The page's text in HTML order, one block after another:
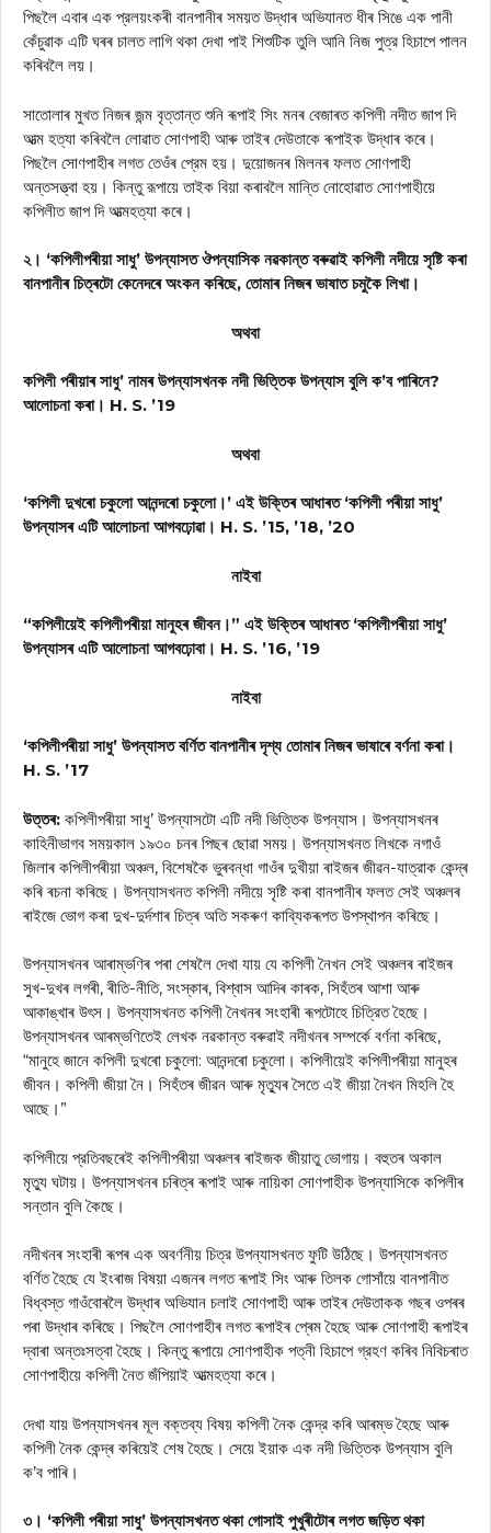
পিছলৈ এবাৰ এক প্রলয়ংকৰী বানপানীৰ সময়ত উদ্ধাৰ অভিযানত ধীৰ সিঙে এক পানী
কেঁচুৱাক এটি ঘৰৰ চালত লাগি থকা দেখা পাই শিশুটিক তুলি আনি নিজ পুত্র হিচাপে পালন
কৰিবলৈ লয়।
সাতোলাৰ মুখত নিজৰ জন্ম বৃত্তান্ত শুনি ৰূপাই সিং মনৰ বেজাৰত কপিলী নদীত জাপ দি
আত্ম হত্যা কৰিবলৈ লোৱাত সোণপাহী আৰু তাইৰ দেউতাকে ৰূপাইক উদ্ধাৰ কৰে।
পিছলৈ সোণপাহীৰ লগত তেওঁৰ প্রেম হয়। দুয়োজনৰ মিলনৰ ফলত সোণপাহী
অন্তসত্ত্বা হয়। কিন্তু রূপায়ে তাইক বিয়া কৰাবলৈ মান্তি নোহোৱাত সোণপাহীয়ে
কপিলীত জাপ দি আত্মহত্যা কৰে।
২। ‘কপিলীপৰীয়া সাধু’ উপন্যাসত ঔপন্যাসিক নৱকান্ত বৰুৱাই কপিলী নদীয়ে সৃষ্টি কৰা
বানপানীৰ চিত্ৰটো কেনেদৰে অংকন কৰিছে, তোমাৰ নিজৰ ভাষাত চমুকৈ লিখা।
অথবা
কপিলী পৰীয়াৰ সাধু’ নামৰ উপন্যাসখনক নদী ভিত্তিক উপন্যাস বুলি ক’ব পাৰিনে?
আলোচনা কৰা। H. S. ’19
অথবা
‘কপিলী দুখৰো চকুলো আনন্দৰো চকুলো।’ এই উক্তিৰ আধাৰত ‘কপিলী পৰীয়া সাধু’
উপন্যাসৰ এটি আলোচনা আগবঢ়োৱা। H. S. ’15, ’18, ’20
নাইবা
“কপিলীয়েই কপিলীপৰীয়া মানুহৰ জীবন।” এই উক্তিৰ আধাৰত ‘কপিলীপৰীয়া সাধু’
উপন্যাসৰ এটি আলোচনা আগবঢ়োবা। H. S. ’16, ’19
নাইবা
‘কপিলীপৰীয়া সাধু’ উপন্যাসত বর্ণিত বানপানীৰ দৃশ্য তোমাৰ নিজৰ ভাষাৰে বৰ্ণনা কৰা।
H. S. ’17
উত্তৰ: কপিলীপৰীয়া সাধু’ উপন্যাসটো এটি নদী ভিত্তিক উপন্যাস। উপন্যাসখনৰ
কাহিনীভাগব সময়কাল ১৯৩০ চনৰ পিছৰ ছোৱা সময়। উপন্যাসখনত লিখকে নগাওঁ
জিলাৰ কপিলীপৰীয়া অঞ্চল, বিশেষকৈ ভুৰবন্ধা গাওঁৰ দুখীয়া ৰাইজৰ জীৱন-যাত্রাক কেন্দ্ৰ
কৰি ৰচনা কৰিছে। উপন্যাসখনত কপিলী নদীয়ে সৃষ্টি কৰা বানপানীৰ ফলত সেই অঞ্চলৰ
ৰাইজে ভোগ কৰা দুখ-দুর্দশাৰ চিত্ৰ অতি সকৰুণ কাব্যিকৰূপত উপস্থাপন কৰিছে।
উপন্যাসখনৰ আৰাম্ভণিৰ পৰা শেষলৈ দেখা যায় যে কপিলী নৈখন সেই অঞ্চলৰ ৰাইজৰ
সুখ-দুখৰ লগৰী, ৰীতি-নীতি, সংস্কাৰ, বিশ্বাস আদিৰ কাৰক, সিহঁতৰ আশা আৰু
আকাঙ্খাৰ উৎস। উপন্যাসখনত কপিলী নৈখনৰ সংহাৰী ৰূপটোহে চিত্রিত হৈছে।
উপন্যাসখনৰ আৰম্ভণিতেই লেখক নৱকান্ত বৰুৱাই নদীখনৰ সম্পর্কে বর্ণনা কৰিছে,
“মানুহে জানে কপিলী দুখৰো চকুলো: আনন্দৰো চকুলো। কপিলীয়েই কপিলীপৰীয়া মানুহৰ
জীবন। কপিলী জীয়া নৈ। সিহঁতৰ জীৱন আৰু মৃত্যুৰ সৈতে এই জীয়া নৈখন মিহলি হৈ
আছে।”
কপিলীয়ে প্রতিবছৰেই কপিলীপৰীয়া অঞ্চলৰ ৰাইজক জীয়াতু ভোগায়। বহুতৰ অকাল
মৃত্যু ঘটায়। উপন্যাসখনৰ চৰিত্ৰ ৰূপাই আৰু নায়িকা সোণপাহীক উপন্যাসিকে কপিলীৰ
সন্তান বুলি কৈছে।
নদীখনৰ সংহাৰী ৰূপৰ এক অবর্ণনীয় চিত্র উপন্যাসখনত ফুটি উঠিছে। উপন্যাসখনত
বর্ণিত হৈছে যে ইংৰাজ বিষয়া এজনৰ লগত ৰূপাই সিং আৰু তিলক গোসাঁয়ে বানপানীত
বিধ্বস্ত গাওঁবোৰলৈ উদ্ধাৰ অভিযান চলাই সোণপাহী আৰু তাইৰ দেউতাকক গছৰ ওপৰৰ
পৰা উদ্ধাৰ কৰিছে। পিছলৈ সোণপাহীৰ লগত ৰূপাইৰ প্ৰেম হৈছে আৰু সোণপাহী ৰূপাইৰ
দ্বাৰা অন্তঃসত্বা হৈছে। কিন্তু ৰূপায়ে সোণপাহীক পত্নী হিচাপে গ্রহণ কৰিব নিবিচৰাত
সোণপাহীয়ে কপিলী নৈত জঁপিয়াই আত্মহত্যা কৰে।
দেখা যায় উপন্যাসখনৰ মূল বক্তব্য বিষয় কপিলী নৈক কেন্দ্র কৰি আৰম্ভ হৈছে আৰু
কপিলী নৈক কেন্দ্ৰ কৰিয়েই শেষ হৈছে। সেয়ে ইয়াক এক নদী ভিত্তিক উপন্যাস বুলি
ক’ব পাৰি।
৩। ‘কপিলী পৰীয়া সাধু’ উপন্যাসখনত থকা গোসাই পুখুৰীটোৰ লগত জড়িত থকা